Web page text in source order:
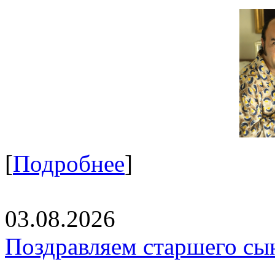
[Подробнее]
03.08.2026
Поздравляем старшего